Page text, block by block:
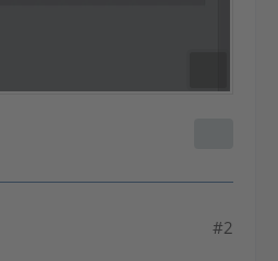
#2